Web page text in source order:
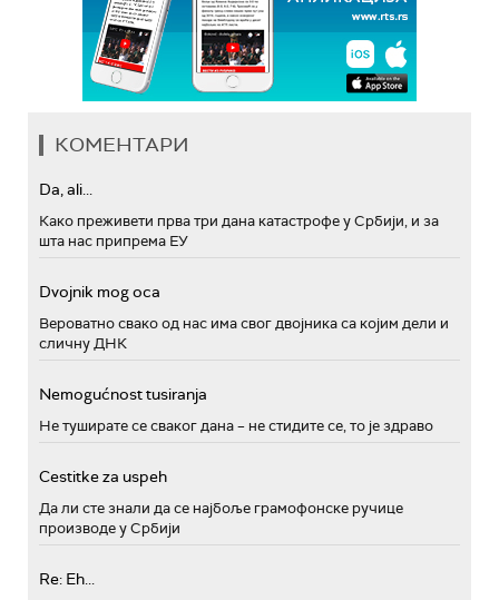
КОМЕНТАРИ
Da, ali...
Како преживети прва три дана катастрофе у Србији, и за
шта нас припрема ЕУ
Dvojnik mog oca
Вероватно свако од нас има свог двојника са којим дели и
сличну ДНК
Nemogućnost tusiranja
Не туширате се сваког дана – не стидите се, то је здраво
Cestitke za uspeh
Да ли сте знали да се најбоље грамофонске ручице
производе у Србији
Re: Eh...